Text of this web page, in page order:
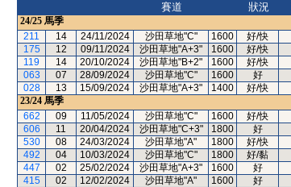
賽道
狀況
24/25 馬季
211
14 24/11/2024 沙田草地"C" 1600 好/快
175
12 09/11/2024 沙田草地"A+3" 1600 好/快
119
14 20/10/2024 沙田草地"B+2" 1600 好/快
063
07 28/09/2024 沙田草地"C" 1600 好
028
13 15/09/2024 沙田草地"A+3" 1400 好/快
23/24 馬季
662
09 11/05/2024 沙田草地"C" 1600 好/快
606
11 20/04/2024 沙田草地"C+3" 1800 好
530
08 24/03/2024 沙田草地"A" 1800 好/快
492
04 10/03/2024 沙田草地"C" 1800 好/黏
447
02 25/02/2024 沙田草地"A+3" 1600 好
415
02 12/02/2024 沙田草地"A" 1600 好